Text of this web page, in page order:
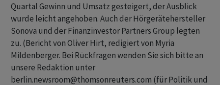
Quartal Gewinn und Umsatz gesteigert, der Ausblick
wurde leicht angehoben. Auch der Hörgerätehersteller
Sonova und der Finanzinvestor Partners Group legten
zu. (Bericht von Oliver Hirt, redigiert von Myria
Mildenberger. Bei Rückfragen wenden Sie sich bitte an
unsere Redaktion unter
berlin.newsroom@thomsonreuters.com (für Politik und